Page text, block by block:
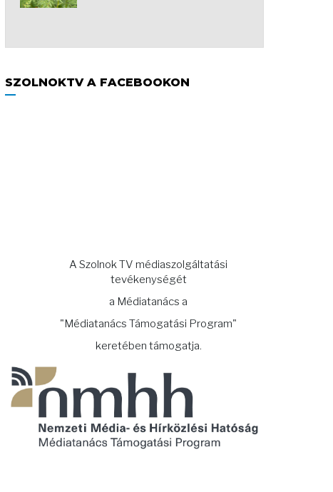
SZOLNOKTV A FACEBOOKON
A Szolnok TV médiaszolgáltatási
tevékenységét
a Médiatanács a
"Médiatanács Támogatási Program"
keretében támogatja.